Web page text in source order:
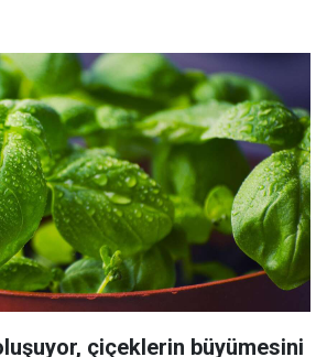
çiçeklerin büyümesini